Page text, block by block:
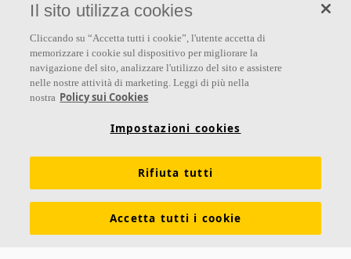
Seguici
Links
Dichiarazioni di Performance Informazioni legali
Scarica le nostre brochure Segnalazioni Whistleblowing
Il sito utilizza cookies
Cliccando su “Accetta tutti i cookie”, l'utente accetta di
memorizzare i cookie sul dispositivo per migliorare la
navigazione del sito, analizzare l'utilizzo del sito e assistere
nelle nostre attività di marketing. Leggi di più nella
nostra Policy sui Cookies
Impostazioni cookies
Rifiuta tutti
Accetta tutti i cookie